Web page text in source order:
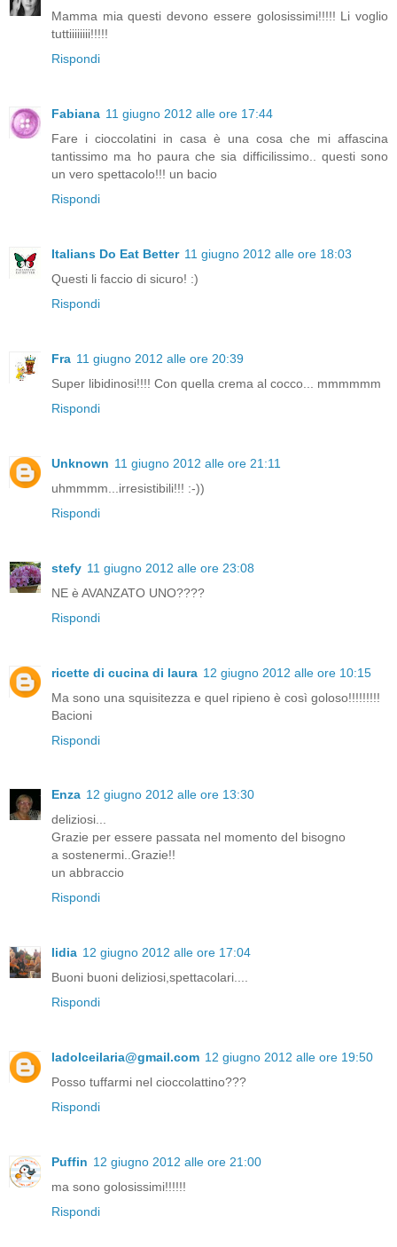
Mamma mia questi devono essere golosissimi!!!!! Li voglio
tuttiiiiiiii!!!!!
Rispondi
Fabiana 11 giugno 2012 alle ore 17:44
Fare i cioccolatini in casa è una cosa che mi affascina
tantissimo ma ho paura che sia difficilissimo.. questi sono
un vero spettacolo!!! un bacio
Rispondi
Italians Do Eat Better 11 giugno 2012 alle ore 18:03
Questi li faccio di sicuro! :)
Rispondi
Fra 11 giugno 2012 alle ore 20:39
Super libidinosi!!!! Con quella crema al cocco... mmmmmm
Rispondi
Unknown 11 giugno 2012 alle ore 21:11
uhmmmm...irresistibili!!! :-))
Rispondi
stefy 11 giugno 2012 alle ore 23:08
NE è AVANZATO UNO????
Rispondi
ricette di cucina di laura 12 giugno 2012 alle ore 10:15
Ma sono una squisitezza e quel ripieno è così goloso!!!!!!!!!
Bacioni
Rispondi
Enza 12 giugno 2012 alle ore 13:30
deliziosi...
Grazie per essere passata nel momento del bisogno
a sostenermi..Grazie!!
un abbraccio
Rispondi
lidia 12 giugno 2012 alle ore 17:04
Buoni buoni deliziosi,spettacolari....
Rispondi
ladolceilaria@gmail.com 12 giugno 2012 alle ore 19:50
Posso tuffarmi nel cioccolattino???
Rispondi
Puffin 12 giugno 2012 alle ore 21:00
ma sono golosissimi!!!!!!
Rispondi